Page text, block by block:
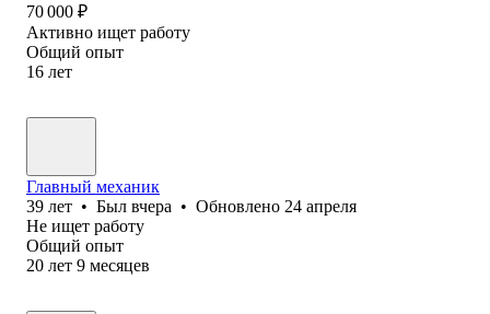
70 000 ₽
Активно ищет работу
Общий опыт
16 лет
Главный механик
39 лет • Был вчера • Обновлено 24 апреля
Не ищет работу
Общий опыт
20 лет 9 месяцев